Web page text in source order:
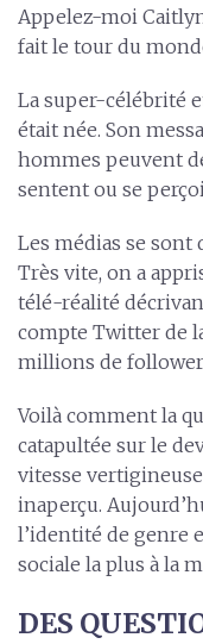
Appelez-moi
fait le tour du
La super-célébrité
était née. Son
hommes peuvent
sentent ou se
Les médias se sont
Très vite, on a
télé-réalité
compte Twitter de
millions de
Voilà comment la
catapultée sur le
vitesse
inaperçu.
l’identité de genre
sociale la plus à la
DES